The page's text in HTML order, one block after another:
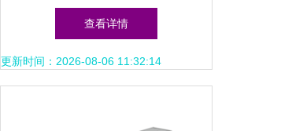
电网商业化发展前景及光伏电
力设计路径
查看详情
更新时间：2026-08-06 11:32:14